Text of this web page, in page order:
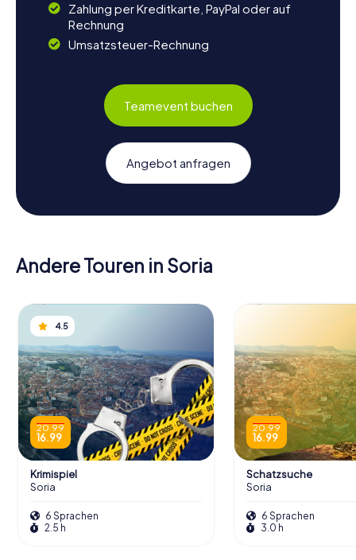
Zahlung per Kreditkarte, PayPal oder auf
Rechnung
Umsatzsteuer-Rechnung
Teamevent buchen
Angebot anfragen
Andere Touren in Soria
4.5
20.99
16.99
Krimispiel
Soria
6 Sprachen
2.5 h
20.99
16.99
Schatzsuche
Soria
6 Sprachen
3.0 h